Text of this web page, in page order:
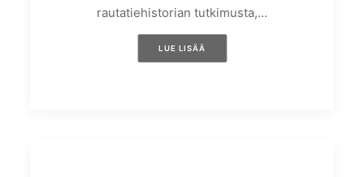
rautatiehistorian tutkimusta,…
LUE LISÄÄ